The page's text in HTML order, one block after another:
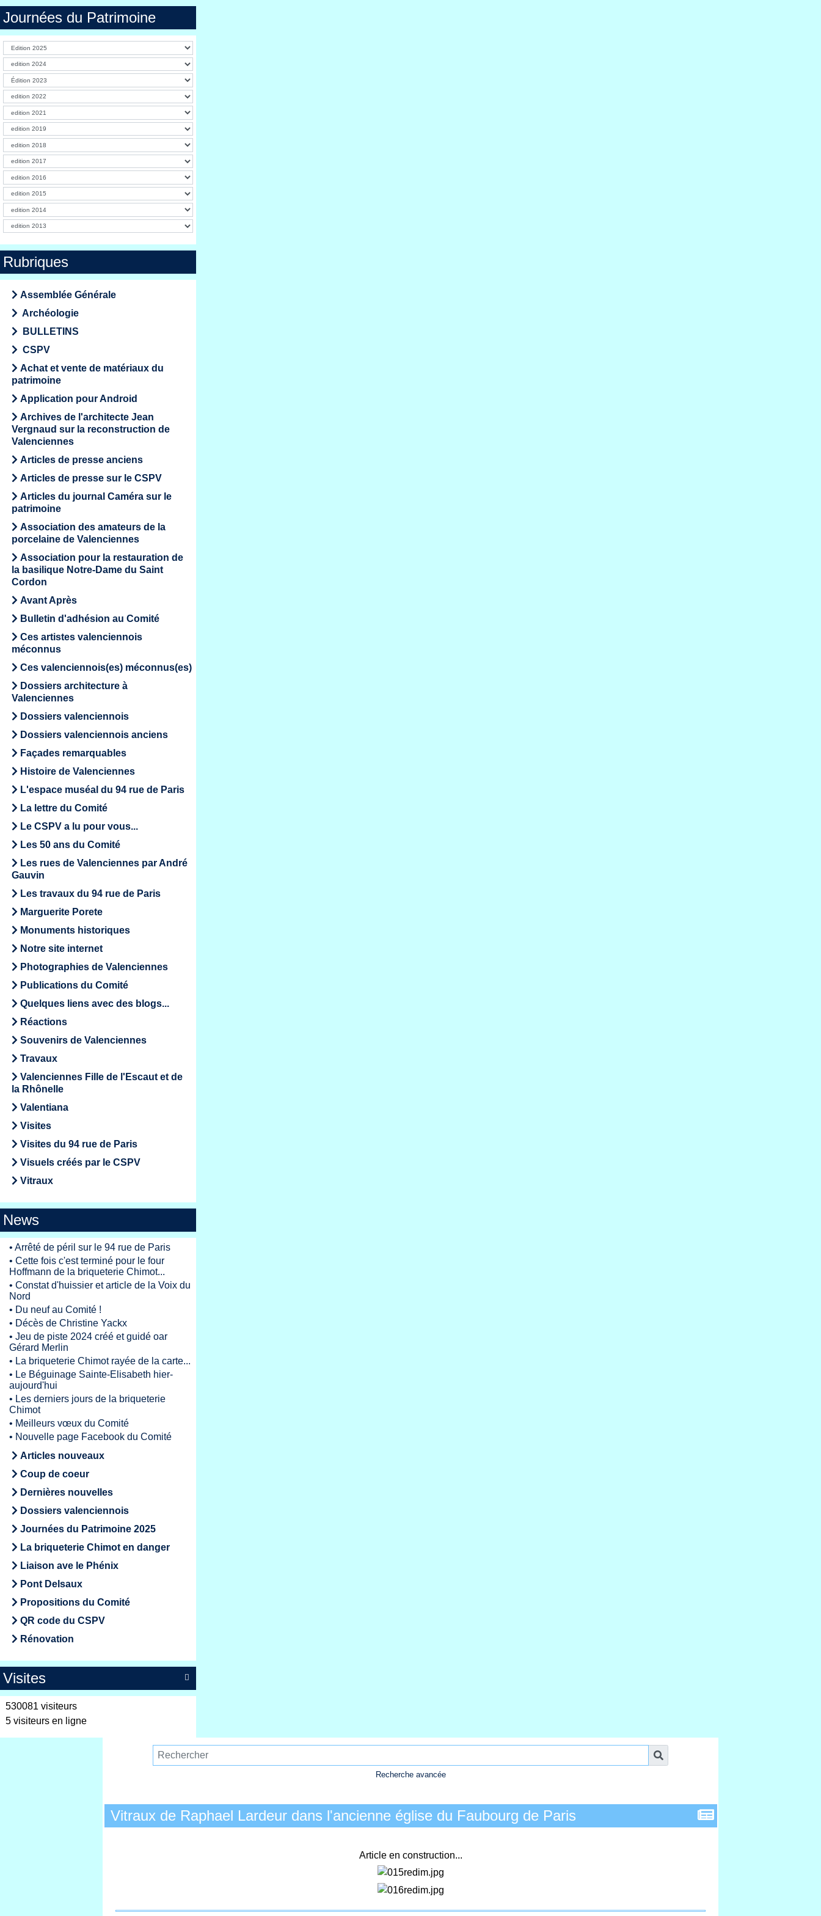
Journées du Patrimoine
Rubriques
Assemblée Générale
Archéologie
BULLETINS
CSPV
Achat et vente de matériaux du
patrimoine
Application pour Android
Archives de l'architecte Jean
Vergnaud sur la reconstruction de
Valenciennes
Articles de presse anciens
Articles de presse sur le CSPV
Articles du journal Caméra sur le
patrimoine
Association des amateurs de la
porcelaine de Valenciennes
Association pour la restauration de
la basilique Notre-Dame du Saint
Cordon
Avant Après
Bulletin d'adhésion au Comité
Ces artistes valenciennois
méconnus
Ces valenciennois(es) méconnus(es)
Dossiers architecture à
Valenciennes
Dossiers valenciennois
Dossiers valenciennois anciens
Façades remarquables
Histoire de Valenciennes
L'espace muséal du 94 rue de Paris
La lettre du Comité
Le CSPV a lu pour vous...
Les 50 ans du Comité
Les rues de Valenciennes par André
Gauvin
Les travaux du 94 rue de Paris
Marguerite Porete
Monuments historiques
Notre site internet
Photographies de Valenciennes
Publications du Comité
Quelques liens avec des blogs...
Réactions
Souvenirs de Valenciennes
Travaux
Valenciennes Fille de l'Escaut et de
la Rhônelle
Valentiana
Visites
Visites du 94 rue de Paris
Visuels créés par le CSPV
Vitraux
News
• Arrêté de péril sur le 94 rue de Paris
• Cette fois c'est terminé pour le four
Hoffmann de la briqueterie Chimot...
• Constat d'huissier et article de la Voix du
Nord
• Du neuf au Comité !
• Décès de Christine Yackx
• Jeu de piste 2024 créé et guidé oar
Gérard Merlin
• La briqueterie Chimot rayée de la carte...
• Le Béguinage Sainte-Elisabeth hier-
aujourd'hui
• Les derniers jours de la briqueterie
Chimot
• Meilleurs vœux du Comité
• Nouvelle page Facebook du Comité
Articles nouveaux
Coup de coeur
Dernières nouvelles
Dossiers valenciennois
Journées du Patrimoine 2025
La briqueterie Chimot en danger
Liaison ave le Phénix
Pont Delsaux
Propositions du Comité
QR code du CSPV
Rénovation

Visites
530081 visiteurs
5 visiteurs en ligne
Recherche avancée
Vitraux de Raphael Lardeur dans l'ancienne église du Faubourg de Paris
Article en construction...